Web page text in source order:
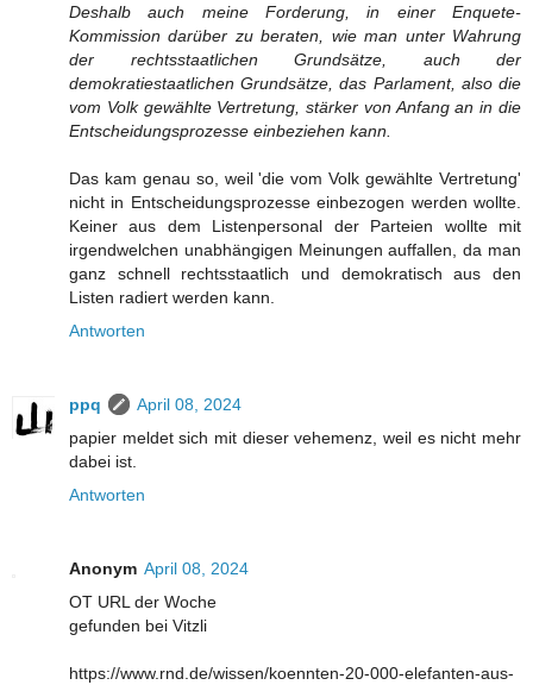
Deshalb auch meine Forderung, in einer Enquete-
Kommission darüber zu beraten, wie man unter Wahrung
der rechtsstaatlichen Grundsätze, auch der
demokratiestaatlichen Grundsätze, das Parlament, also die
vom Volk gewählte Vertretung, stärker von Anfang an in die
Entscheidungsprozesse einbeziehen kann.
Das kam genau so, weil 'die vom Volk gewählte Vertretung'
nicht in Entscheidungsprozesse einbezogen werden wollte.
Keiner aus dem Listenpersonal der Parteien wollte mit
irgendwelchen unabhängigen Meinungen auffallen, da man
ganz schnell rechtsstaatlich und demokratisch aus den
Listen radiert werden kann.
Antworten
ppq
April 08, 2024
papier meldet sich mit dieser vehemenz, weil es nicht mehr
dabei ist.
Antworten
Anonym April 08, 2024
OT URL der Woche
gefunden bei Vitzli
https://www.rnd.de/wissen/koennten-20-000-elefanten-aus-